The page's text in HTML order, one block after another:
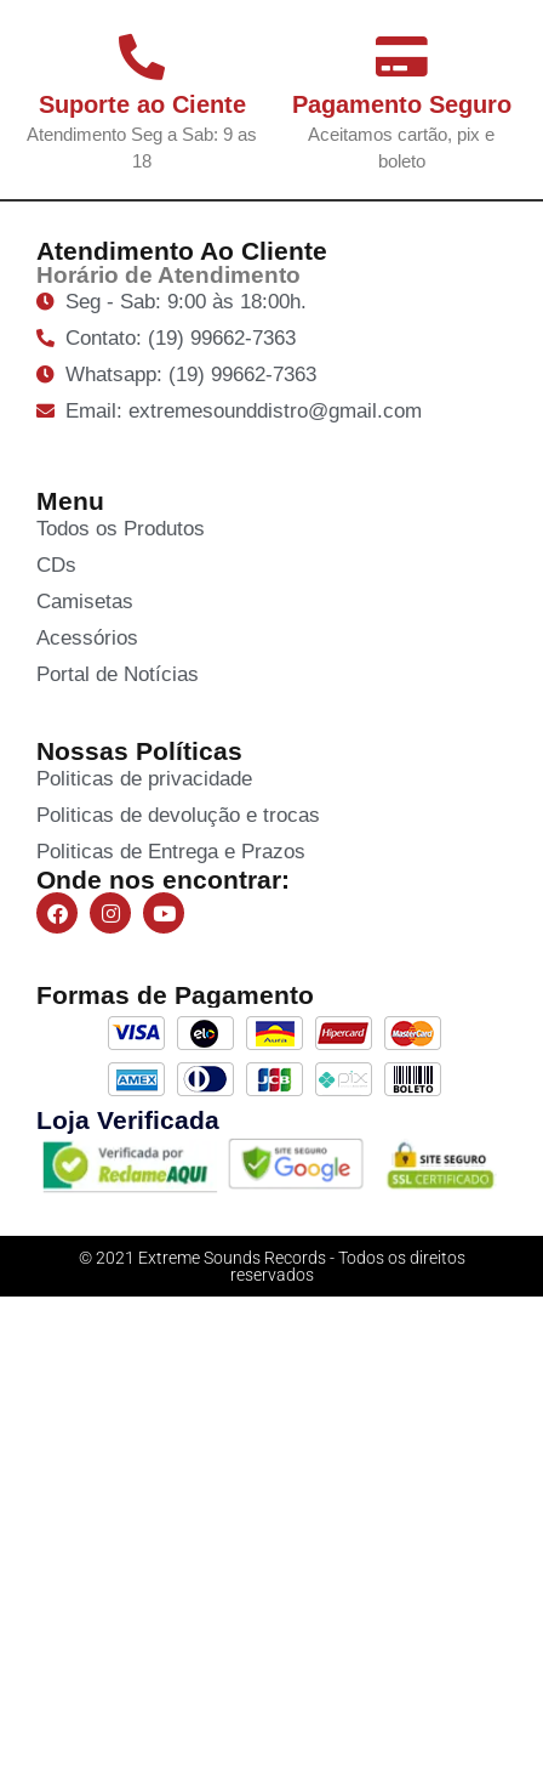
Suporte ao Ciente
Atendimento Seg a Sab: 9 as
18
Pagamento Seguro
Aceitamos cartão, pix e
boleto
Atendimento Ao Cliente
Horário de Atendimento
Seg - Sab: 9:00 às 18:00h.
Contato: (19) 99662-7363
Whatsapp: (19) 99662-7363
Email: extremesounddistro@gmail.com
Menu
Todos os Produtos
CDs
Camisetas
Acessórios
Portal de Notícias
Nossas Políticas
Politicas de privacidade
Politicas de devolução e trocas
Politicas de Entrega e Prazos
Onde nos encontrar:
Formas de Pagamento
Loja Verificada
© 2021 Extreme Sounds Records - Todos os direitos
reservados